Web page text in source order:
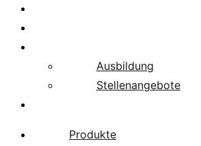
Ausbildung
Stellenangebote
Produkte